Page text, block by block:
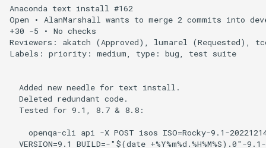
Anaconda text install #162
Open • AlanMarshall wants to merge 2 commits into
+30 -5 • No checks
Reviewers: akatch (Approved), lumarel (Requested),
Labels: priority: medium, type: bug, test suite
  Added new needle for text install.
  Deleted redundant code.
  Tested for 9.1, 8.7 & 8.8:
openqa-cli api -X POST isos ISO=Rocky-9.1-
VERSION=9.1 BUILD=-"$(date +%Y%m%d.%H%M%S).0"-